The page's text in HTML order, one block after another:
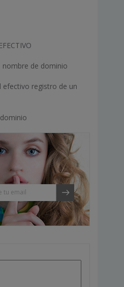
nombre de dominio
efectivo registro de un